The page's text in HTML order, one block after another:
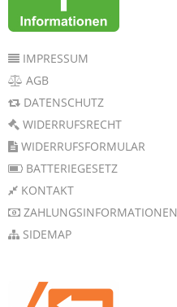
IMPRESSUM
AGB
DATENSCHUTZ
WIDERRUFSRECHT
WIDERRUFSFORMULAR
BATTERIEGESETZ
KONTAKT
ZAHLUNGSINFORMATIONEN
SIDEMAP